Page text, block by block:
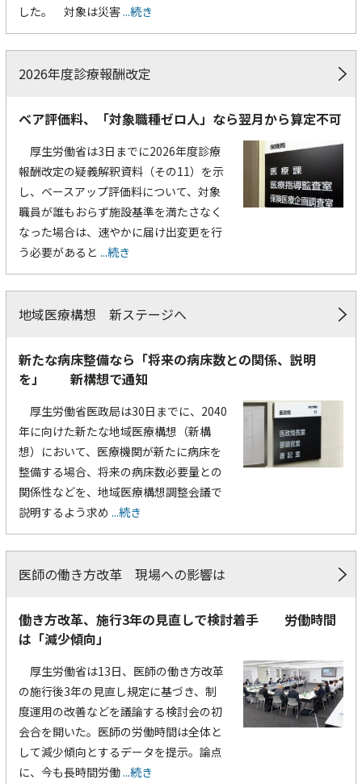
した。 対象は災害...続き
2026年度診療報酬改定
ベア評価料、「対象職種ゼロ人」なら翌月から算定不可
厚生労働省は3日までに2026年度診療
報酬改定の疑義解釈資料（その11）を示
し、ベースアップ評価料について、対象
職員が誰もおらず施設基準を満たさなく
なった場合は、速やかに届け出変更を行
う必要があると ...続き
地域医療構想 新ステージへ
新たな病床整備なら「将来の病床数との関係、説明
を」 新構想で通知
厚生労働省医政局は30日までに、2040
年に向けた新たな地域医療構想（新構
想）において、医療機関が新たに病床を
整備する場合、将来の病床数必要量との
関係性などを、地域医療構想調整会議で
説明するよう求め ...続き
医師の働き方改革 現場への影響は
働き方改革、施行3年の見直しで検討着手 労働時間
は「減少傾向」
厚生労働省は13日、医師の働き方改革
の施行後3年の見直し規定に基づき、制
度運用の改善などを議論する検討会の初
会合を開いた。医師の労働時間は全体と
して減少傾向とするデータを提示。論点
に、今も長時間労働...続き